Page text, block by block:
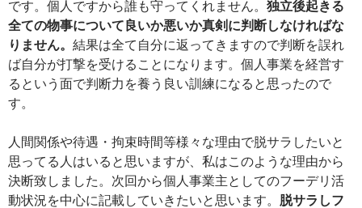
です。個人ですから誰も守ってくれません。 独立後起きる
全ての物事について良いか悪いか真剣に判断しなければな
りません。 結果は全て自分に返ってきますので判断を誤れ
ば自分が打撃を受けることになります。個人事業を経営す
るという面で判断力を養う良い訓練になると思ったので
す。
人間関係や待遇・拘束時間等様々な理由で脱サラしたいと
思ってる人はいると思いますが、私はこのような理由から
決断致しました。次回から個人事業主としてのフーデリ活
動状況を中心に記載していきたいと思います。 脱サラしフ